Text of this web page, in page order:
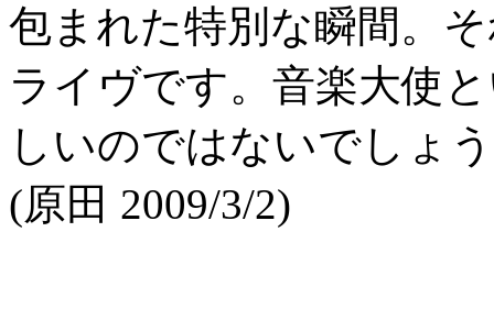
包まれた特別な瞬間。
ライヴです。音楽大使
しいのではないでしょ
(原田 2009/3/2)